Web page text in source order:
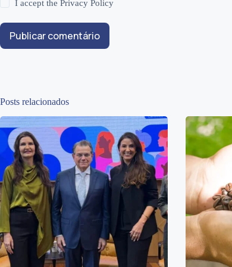
I accept thePrivacy Policy
Publicar comentário
Posts relacionados